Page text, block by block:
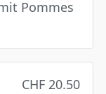
Pommes
CHF 20.50